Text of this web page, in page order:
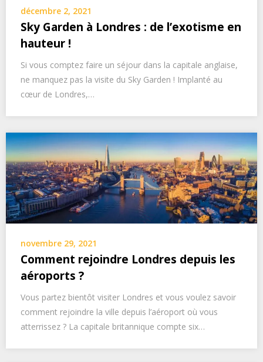
décembre 2, 2021
Sky Garden à Londres : de l’exotisme en
hauteur !
Si vous comptez faire un séjour dans la capitale anglaise,
ne manquez pas la visite du Sky Garden ! Implanté au
cœur de Londres,…
novembre 29, 2021
Comment rejoindre Londres depuis les
aéroports ?
Vous partez bientôt visiter Londres et vous voulez savoir
comment rejoindre la ville depuis l’aéroport où vous
atterrissez ? La capitale britannique compte six…